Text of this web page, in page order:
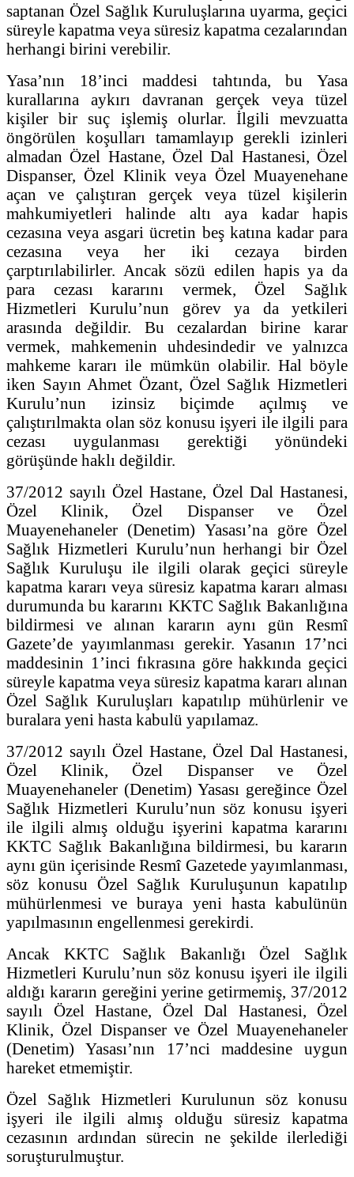
saptanan Özel Sağlık Kuruluşlarına uyarma, geçici
süreyle kapatma veya süresiz kapatma cezalarından
herhangi birini verebilir.
Yasa’nın 18’inci maddesi tahtında, bu Yasa
kurallarına aykırı davranan gerçek veya tüzel
kişiler bir suç işlemiş olurlar. İlgili mevzuatta
öngörülen koşulları tamamlayıp gerekli izinleri
almadan Özel Hastane, Özel Dal Hastanesi, Özel
Dispanser, Özel Klinik veya Özel Muayenehane
açan ve çalıştıran gerçek veya tüzel kişilerin
mahkumiyetleri halinde altı aya kadar hapis
cezasına veya asgari ücretin beş katına kadar para
cezasına veya her iki cezaya birden
çarptırılabilirler. Ancak sözü edilen hapis ya da
para cezası kararını vermek, Özel Sağlık
Hizmetleri Kurulu’nun görev ya da yetkileri
arasında değildir. Bu cezalardan birine karar
vermek, mahkemenin uhdesindedir ve yalnızca
mahkeme kararı ile mümkün olabilir. Hal böyle
iken Sayın Ahmet Özant, Özel Sağlık Hizmetleri
Kurulu’nun izinsiz biçimde açılmış ve
çalıştırılmakta olan söz konusu işyeri ile ilgili para
cezası uygulanması gerektiği yönündeki
görüşünde haklı değildir.
37/2012 sayılı Özel Hastane, Özel Dal Hastanesi,
Özel Klinik, Özel Dispanser ve Özel
Muayenehaneler (Denetim) Yasası’na göre Özel
Sağlık Hizmetleri Kurulu’nun herhangi bir Özel
Sağlık Kuruluşu ile ilgili olarak geçici süreyle
kapatma kararı veya süresiz kapatma kararı alması
durumunda bu kararını KKTC Sağlık Bakanlığına
bildirmesi ve alınan kararın aynı gün Resmî
Gazete’de yayımlanması gerekir. Yasanın 17’nci
maddesinin 1’inci fıkrasına göre hakkında geçici
süreyle kapatma veya süresiz kapatma kararı alınan
Özel Sağlık Kuruluşları kapatılıp mühürlenir ve
buralara yeni hasta kabulü yapılamaz.
37/2012 sayılı Özel Hastane, Özel Dal Hastanesi,
Özel Klinik, Özel Dispanser ve Özel
Muayenehaneler (Denetim) Yasası gereğince Özel
Sağlık Hizmetleri Kurulu’nun söz konusu işyeri
ile ilgili almış olduğu işyerini kapatma kararını
KKTC Sağlık Bakanlığına bildirmesi, bu kararın
aynı gün içerisinde Resmî Gazetede yayımlanması,
söz konusu Özel Sağlık Kuruluşunun kapatılıp
mühürlenmesi ve buraya yeni hasta kabulünün
yapılmasının engellenmesi gerekirdi.
Ancak KKTC Sağlık Bakanlığı Özel Sağlık
Hizmetleri Kurulu’nun söz konusu işyeri ile ilgili
aldığı kararın gereğini yerine getirmemiş, 37/2012
sayılı Özel Hastane, Özel Dal Hastanesi, Özel
Klinik, Özel Dispanser ve Özel Muayenehaneler
(Denetim) Yasası’nın 17’nci maddesine uygun
hareket etmemiştir.
Özel Sağlık Hizmetleri Kurulunun söz konusu
işyeri ile ilgili almış olduğu süresiz kapatma
cezasının ardından sürecin ne şekilde ilerlediği
soruşturulmuştur.